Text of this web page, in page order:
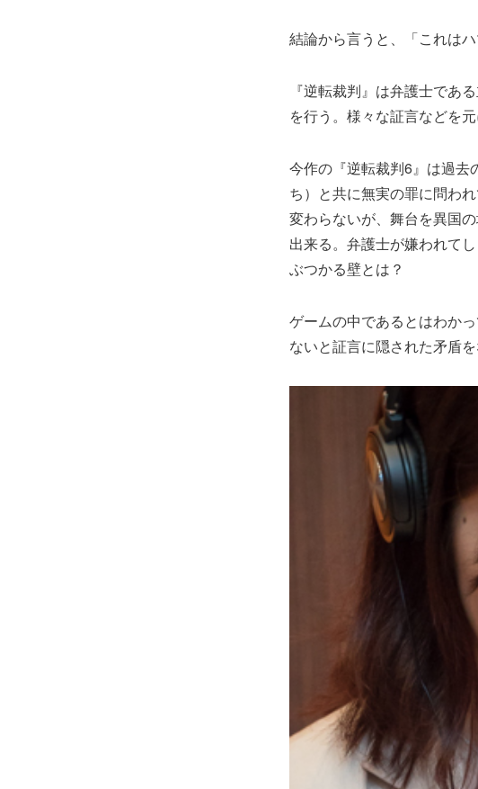
結論から言うと、「これは
『逆転裁判』は弁護士であ
を行う。様々な証言などを
今作の『逆転裁判6』は過去
ち）と共に無実の罪に問わ
変わらないが、舞台を異国
出来る。弁護士が嫌われて
ぶつかる壁とは？
ゲームの中であるとはわか
ないと証言に隠された矛盾